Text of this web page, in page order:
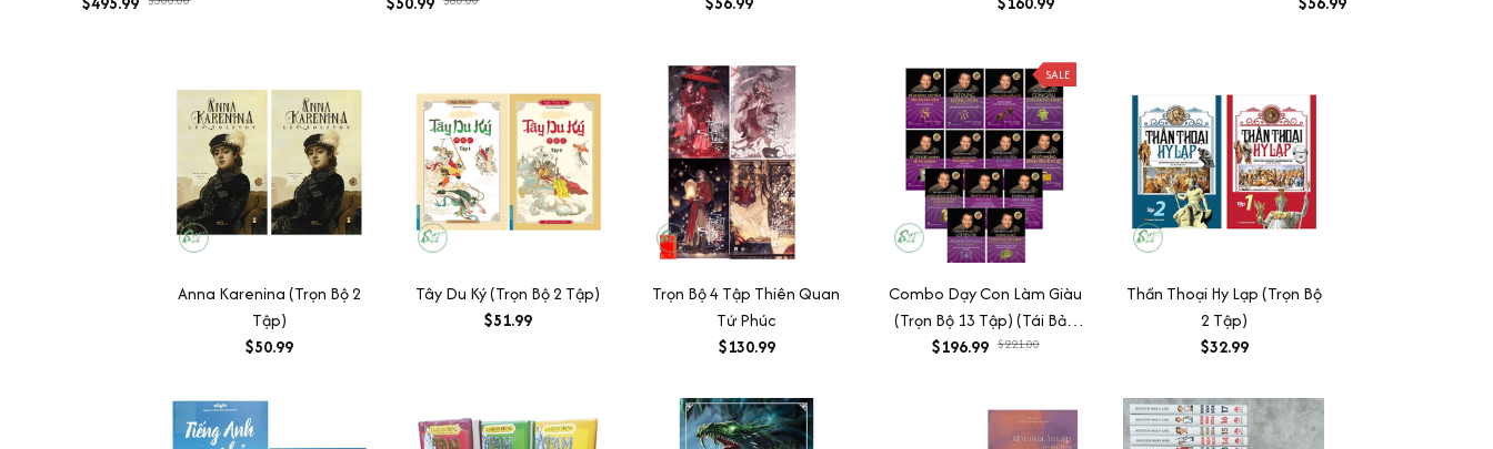
Anna Karenina (Trọn Bộ 2
Tập)
$50.99
Tây Du Ký (Trọn Bộ 2 Tập)
$51.99
Trọn Bộ 4 Tập Thiên Quan
Tứ Phúc
$130.99
SALE
Combo Dạy Con Làm Giàu
(Trọn Bộ 13 Tập) (Tái Bản
2022)
$196.99 $221.00
Thần Thoại Hy Lạp (Trọn Bộ
2 Tập)
$32.99